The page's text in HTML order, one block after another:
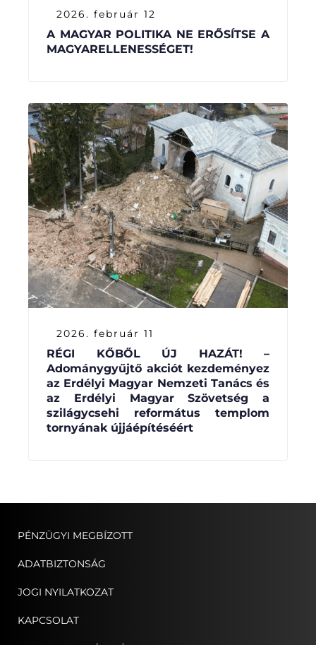
2026. február 12
A MAGYAR POLITIKA NE ERŐSÍTSE A
MAGYARELLENESSÉGET!
2026. február 11
RÉGI KŐBŐL ÚJ HAZÁT! –
Adománygyűjtő akciót kezdeményez
az Erdélyi Magyar Nemzeti Tanács és
az Erdélyi Magyar Szövetség a
szilágycsehi református templom
tornyának újjáépítéséért
PÉNZÜGYI MEGBÍZOTT
ADATBIZTONSÁG
JOGI NYILATKOZAT
KAPCSOLAT